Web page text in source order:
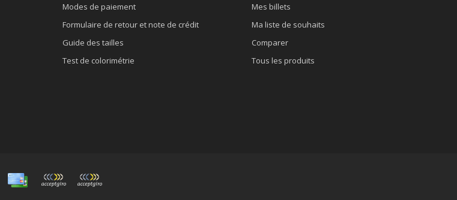
Modes de paiement
Formulaire de retour et note de crédit
Guide des tailles
Test de colorimétrie
Mes billets
Ma liste de souhaits
Comparer
Tous les produits